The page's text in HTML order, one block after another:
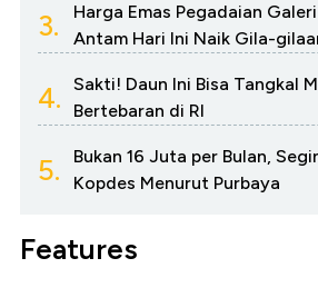
3.
Harga Emas Pegadaian
Antam Hari Ini Naik Gila-
4.
Sakti! Daun Ini Bisa Tangkal
Bertebaran di RI
5.
Bukan 16 Juta per Bulan,
Kopdes Menurut Purbaya
Features